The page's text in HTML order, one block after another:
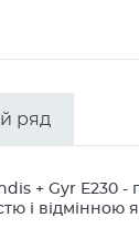
ряд
+ Gyr E230
і відмінною